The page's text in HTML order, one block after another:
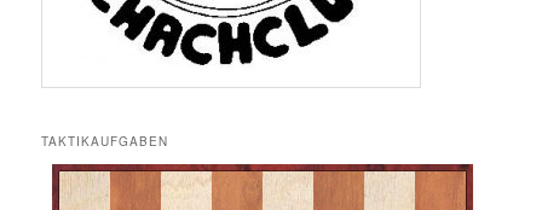
TAKTIKAUFGABEN